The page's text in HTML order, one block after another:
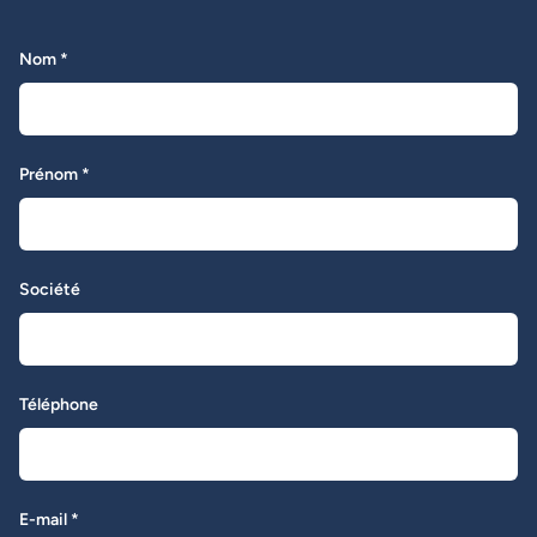
Nom *
Prénom *
Société
Téléphone
E-mail *